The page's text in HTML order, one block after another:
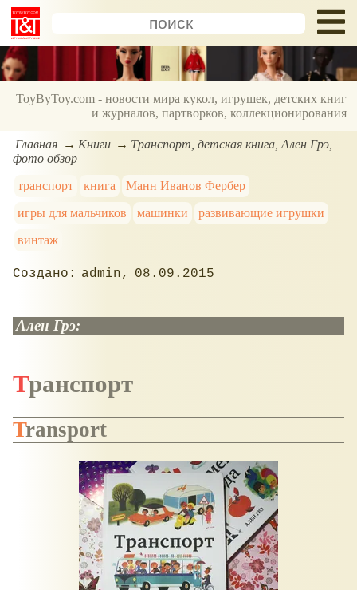
ToyByToy.com - новости мира кукол, игрушек, детских книг
и журналов, партворков, коллекционирования
Главная Книги
Транспорт, детская книга, Ален Грэ,
фото обзор
транспорт
книга
Манн Иванов Фербер
игры для мальчиков
машинки
развивающие игрушки
винтаж
admin 08.09.2015
Ален Грэ:
Транспорт
Transport